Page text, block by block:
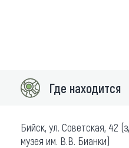
Где находится
Бийск, ул. Советская, 42
музея им. В.В. Бианки)